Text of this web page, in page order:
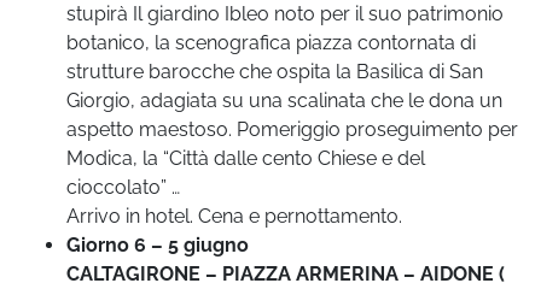
stupirà Il giardino Ibleo noto per il suo patrimonio
botanico, la scenografica piazza contornata di
strutture barocche che ospita la Basilica di San
Giorgio, adagiata su una scalinata che le dona un
aspetto maestoso. Pomeriggio proseguimento per
Modica, la “Città dalle cento Chiese e del
cioccolato” …
Arrivo in hotel. Cena e pernottamento.
Giorno 6 – 5 giugno
CALTAGIRONE – PIAZZA ARMERINA – AIDONE (